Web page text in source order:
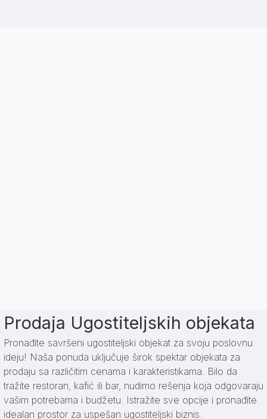
Prodaja Ugostiteljskih objekata
Pronađite savršeni ugostiteljski objekat za svoju poslovnu
ideju! Naša ponuda uključuje širok spektar objekata za
prodaju sa različitim cenama i karakteristikama. Bilo da
tražite restoran, kafić ili bar, nudimo rešenja koja odgovaraju
vašim potrebama i budžetu. Istražite sve opcije i pronađite
idealan prostor za uspešan ugostiteljski biznis.